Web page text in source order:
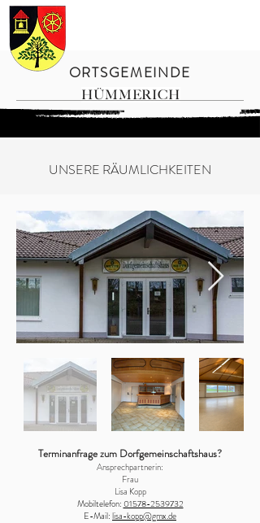
ORTSGEMEINDE
HÜMMERICH
UNSERE RÄUMLICHKEITEN
Terminanfrage zum Dorfgemeinschaftshaus?
Ansprechpartnerin:
Frau
Lisa Kopp
Mobiltelefon:01578-2539732
E-Mail:lisa-kopp@gmx.de